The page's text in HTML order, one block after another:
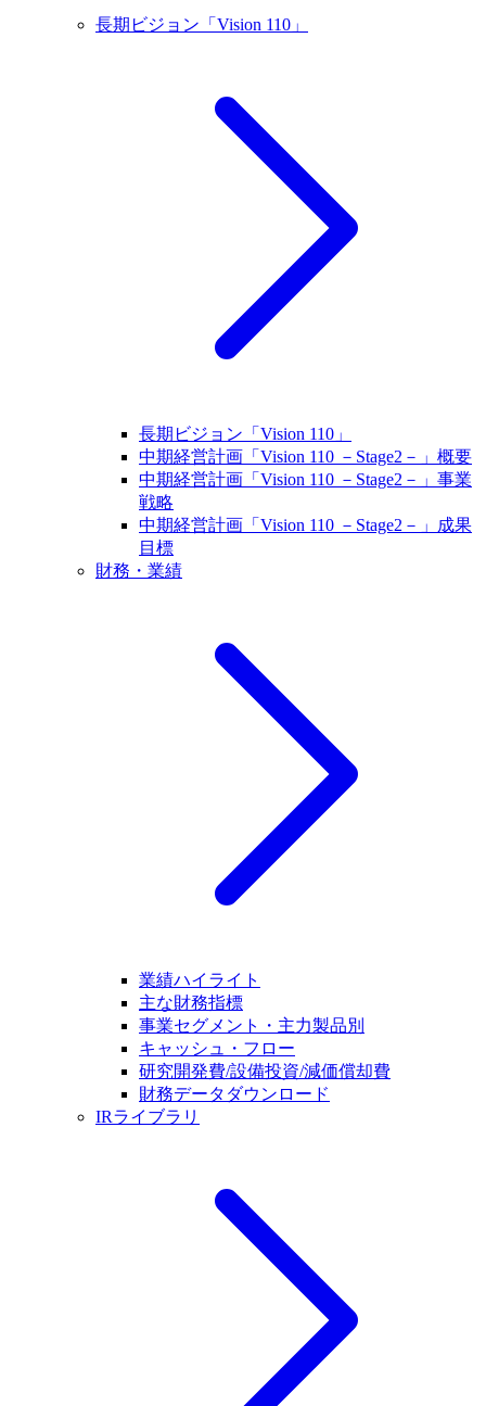
長期ビジョン「Vision 110」
長期ビジョン「Vision 110」
中期経営計画「Vision 110 －Stage2－」概要
中期経営計画「Vision 110 －Stage2－」事業
戦略
中期経営計画「Vision 110 －Stage2－」成果
目標
財務・業績
業績ハイライト
主な財務指標
事業セグメント・主力製品別
キャッシュ・フロー
研究開発費/設備投資/減価償却費
財務データダウンロード
IRライブラリ